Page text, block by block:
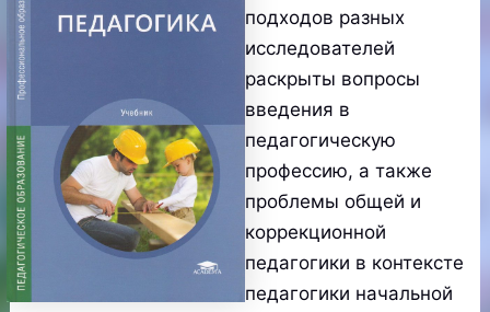
подходов разных
исследователей
раскрыты вопросы
введения в
педагогическую
профессию, а также
проблемы общей и
коррекционной
педагогики в контексте
педагогики начальной